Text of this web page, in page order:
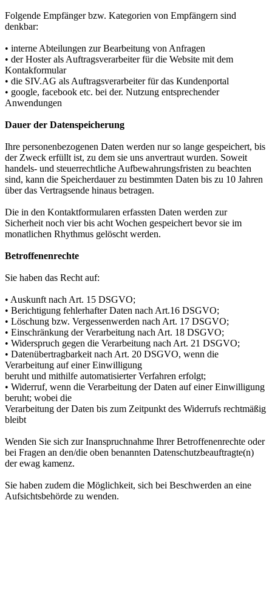
Folgende Empfänger bzw. Kategorien von Empfängern sind
denkbar:
• interne Abteilungen zur Bearbeitung von Anfragen
• der Hoster als Auftragsverarbeiter für die Website mit dem
Kontakformular
• die SIV.AG als Auftragsverarbeiter für das Kundenportal
• google, facebook etc. bei der. Nutzung entsprechender
Anwendungen
Dauer der Datenspeicherung
Ihre personenbezogenen Daten werden nur so lange gespeichert, bis
der Zweck erfüllt ist, zu dem sie uns anvertraut wurden. Soweit
handels- und steuerrechtliche Aufbewahrungsfristen zu beachten
sind, kann die Speicherdauer zu bestimmten Daten bis zu 10 Jahren
über das Vertragsende hinaus betragen.
Die in den Kontaktformularen erfassten Daten werden zur
Sicherheit noch vier bis acht Wochen gespeichert bevor sie im
monatlichen Rhythmus gelöscht werden.
Betroffenenrechte
Sie haben das Recht auf:
• Auskunft nach Art. 15 DSGVO;
• Berichtigung fehlerhafter Daten nach Art.16 DSGVO;
• Löschung bzw. Vergessenwerden nach Art. 17 DSGVO;
• Einschränkung der Verarbeitung nach Art. 18 DSGVO;
• Widerspruch gegen die Verarbeitung nach Art. 21 DSGVO;
• Datenübertragbarkeit nach Art. 20 DSGVO, wenn die
Verarbeitung auf einer Einwilligung
beruht und mithilfe automatisierter Verfahren erfolgt;
• Widerruf, wenn die Verarbeitung der Daten auf einer Einwilligung
beruht; wobei die
Verarbeitung der Daten bis zum Zeitpunkt des Widerrufs rechtmäßig
bleibt
Wenden Sie sich zur Inanspruchnahme Ihrer Betroffenenrechte oder
bei Fragen an den/die oben benannten Datenschutzbeauftragte(n)
der ewag kamenz.
Sie haben zudem die Möglichkeit, sich bei Beschwerden an eine
Aufsichtsbehörde zu wenden.